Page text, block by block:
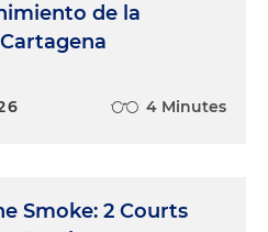
de la
4 Minutes
Smoke: 2 Courts